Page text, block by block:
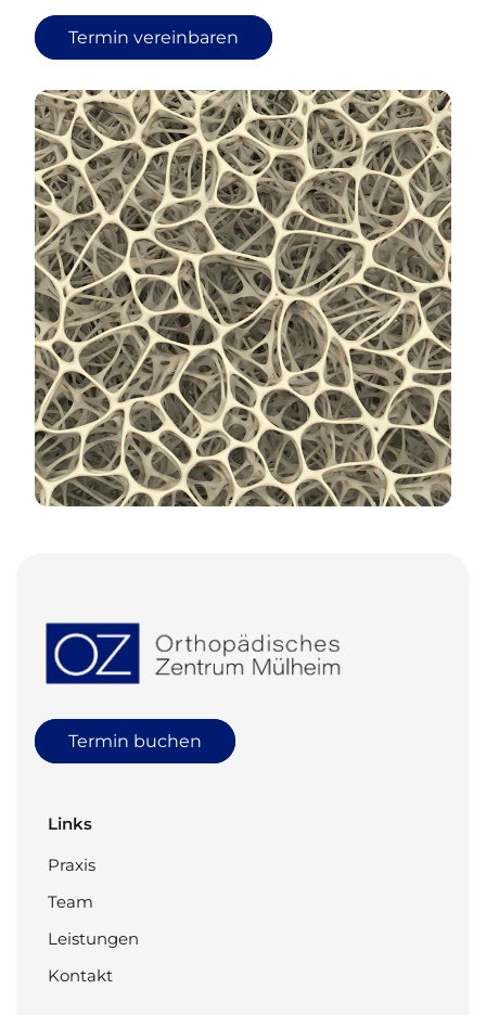
Termin vereinbaren
Termin buchen
Links
Praxis
Team
Leistungen
Kontakt